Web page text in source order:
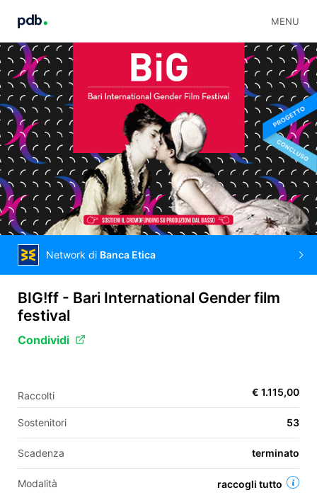
MENU
FR
Network di Banca Etica
BIG!ff - Bari International Gender film
festival
Condividi
Raccolti € 1.115,00
Sostenitori 53
Scadenza terminato
Modalità raccogli tutto